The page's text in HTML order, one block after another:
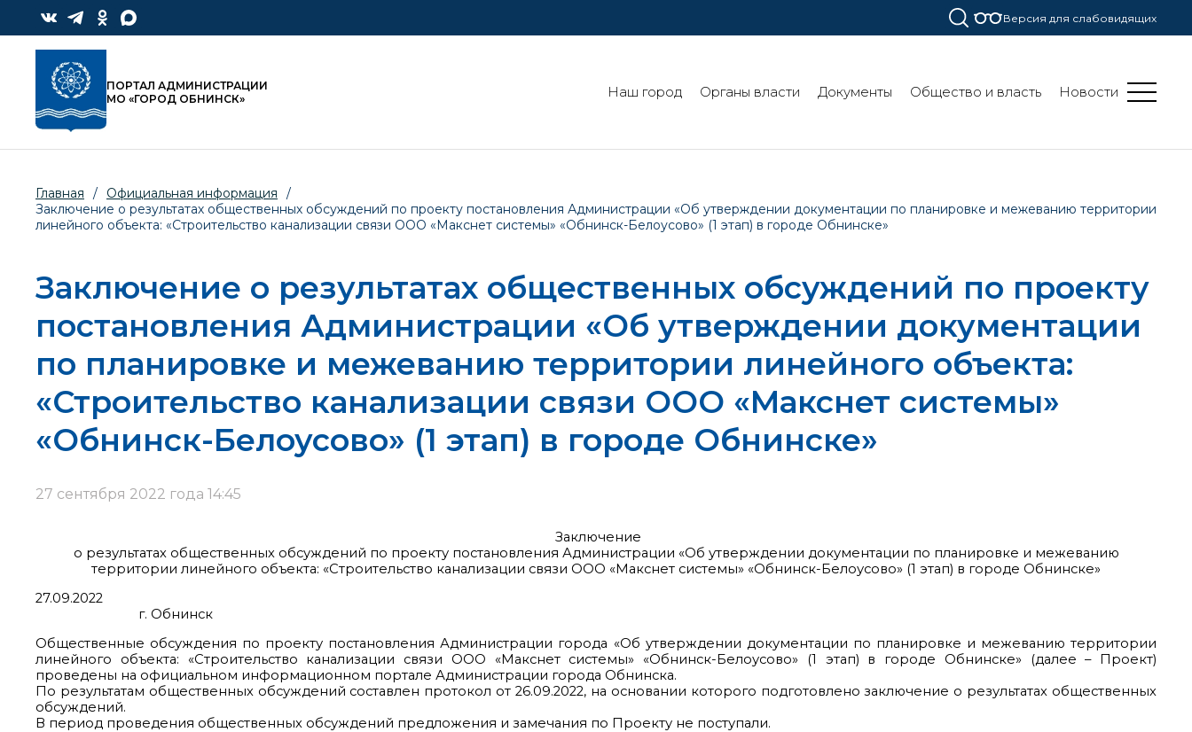
Версия для слабовидящих
ПОРТАЛ АДМИНИСТРАЦИИ
МО «ГОРОД ОБНИНСК»
Наш город Органы власти Документы Общество и власть Новости
Главная / Официальная информация
/
Заключение о результатах общественных обсуждений по проекту постановления Администрации «Об утверждении документации по планировке и межеванию территории
линейного объекта: «Строительство канализации связи ООО «Макснет системы» «Обнинск-Белоусово» (1 этап) в городе Обнинске»
Заключение о результатах общественных обсуждений по проекту
постановления Администрации «Об утверждении документации
по планировке и межеванию территории линейного объекта:
«Строительство канализации связи ООО «Макснет системы»
«Обнинск-Белоусово» (1 этап) в городе Обнинске»
27 сентября 2022 года 14:45
Заключение
о результатах общественных обсуждений по проекту постановления Администрации «Об утверждении документации по планировке и межеванию
территории линейного объекта: «Строительство канализации связи ООО «Макснет системы» «Обнинск-Белоусово» (1 этап) в городе Обнинске»
27.09.2022
г. Обнинск
Общественные обсуждения по проекту постановления Администрации города «Об утверждении документации по планировке и межеванию территории
линейного объекта: «Строительство канализации связи ООО «Макснет системы» «Обнинск-Белоусово» (1 этап) в городе Обнинске» (далее – Проект)
проведены на официальном информационном портале Администрации города Обнинска.
По результатам общественных обсуждений составлен протокол от 26.09.2022, на основании которого подготовлено заключение о результатах общественных
обсуждений.
В период проведения общественных обсуждений предложения и замечания по Проекту не поступали.